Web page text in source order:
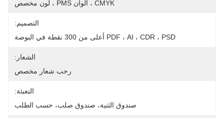
CMYK ، ألوان PMS ، لون مخصص
التصميم:
PDF ، AI ، CDR ، PSD أعلى من 300 نقطة في البوصة
الشعار:
رحب شعار مخصص
التعبئة:
صندوق الثنية، صندوق صلب، حسب الطلب